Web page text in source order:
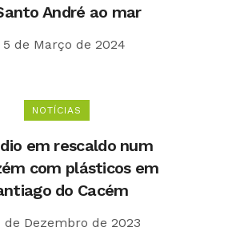
André ao mar
5 de Março de 2024
NOTÍCIAS
em rescaldo num
com plásticos em
do Cacém
de Dezembro de 2023